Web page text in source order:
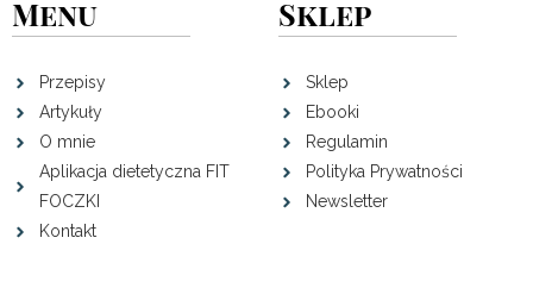
Menu
Przepisy
Artykuły
O mnie
Aplikacja dietetyczna FIT
FOCZKI
Kontakt
Sklep
Sklep
Ebooki
Regulamin
Polityka Prywatności
Newsletter